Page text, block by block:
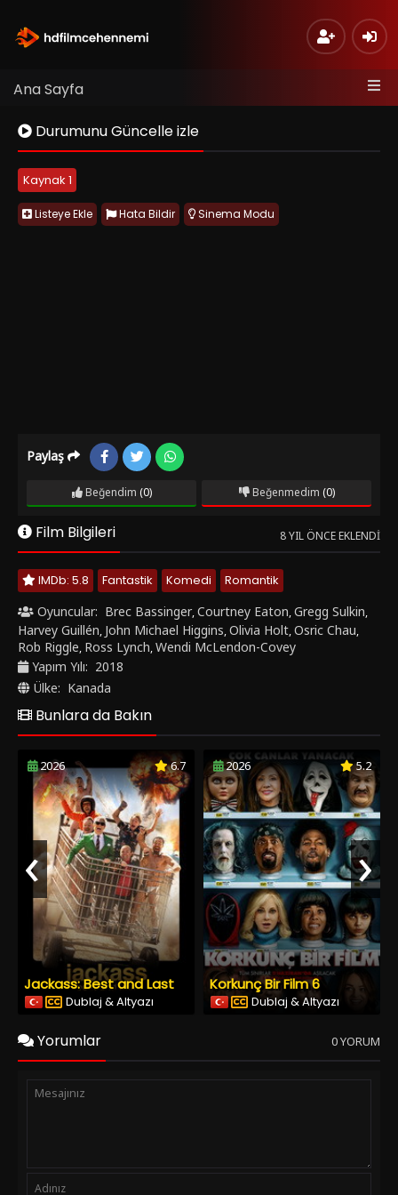
Ana Sayfa
Durumunu Güncelle izle
Kaynak 1
Listeye Ekle Hata Bildir Sinema Modu
Paylaş
Beğendim (0) Beğenmedim (0)
Film Bilgileri 8 YIL ÖNCE EKLENDI
IMDb: 5.8 Fantastik Komedi
Romantik
Oyuncular: Brec Bassinger,Courtney Eaton,Gregg Sulkin,
Harvey Guillén, John Michael Higgins,Olivia Holt,Osric Chau,
Rob Riggle, Ross Lynch,Wendi McLendon-Covey
Yapım Yılı: 2018
Ülke: Kanada
Bunlara da Bakın
2026 6.7
Jackass: Best and Last
Dublaj & Altyazı
2026 5.2
Korkunç Bir Film 6
Dublaj & Altyazı
‹ ›
Yorumlar 0 YORUM